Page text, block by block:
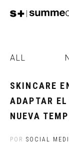
ALL
SKINCARE
ADAPTAR
NUEVA
POR SOCIAL